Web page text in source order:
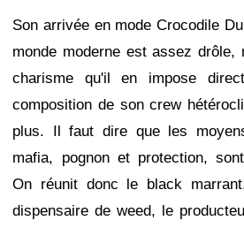
Son arrivée en mode Crocodile
monde moderne est assez drôle,
charisme qu'il en impose
composition de son crew
plus. Il faut dire que les
mafia, pognon et protection,
On réunit donc le black
dispensaire de weed, le